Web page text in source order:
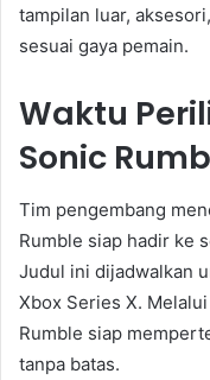
tampilan luar,
sesuai gaya pemain.
Waktu
Sonic
Tim pengembang
Rumble siap hadir ke
Judul ini dijadwalkan
Xbox Series X.
Rumble siap
tanpa batas.